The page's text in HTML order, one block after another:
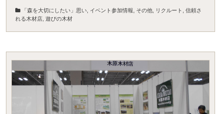
「森を大切にしたい」思い イベント参加情報 その他 リクルート
信頼さ
れる木材店 遊びの木材